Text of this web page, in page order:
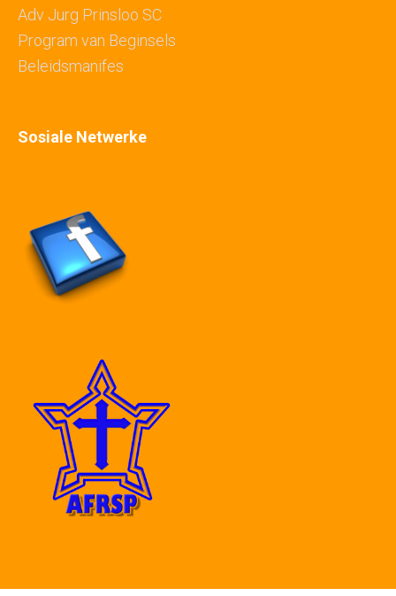
Adv Jurg Prinsloo SC
Program van Beginsels
Beleidsmanifes
Sosiale Netwerke